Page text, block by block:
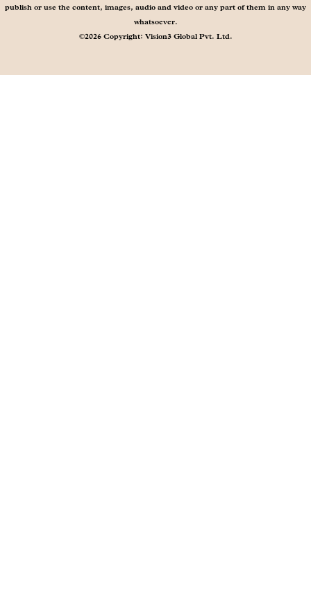
publish or use the content, images, audio and video or any part of them in any way
whatsoever.
©2026 Copyright: Vision3 Global Pvt. Ltd.